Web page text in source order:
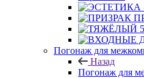
Погонаж для
Назад
Погонаж для